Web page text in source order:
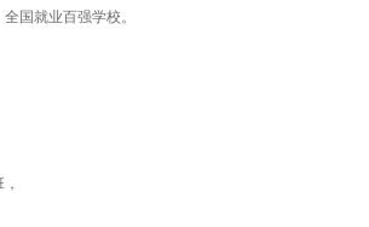
国就业百强学校。